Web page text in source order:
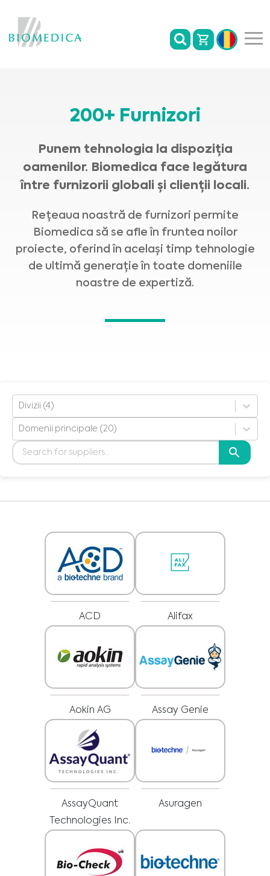
Medical Advice Disclaimer
DECLINAREA RESPONSABILITĂȚII: ACEST SITE NU OFERĂ
SFATURI MEDICALE
Informațiile, inclusiv, dar fără a se limita la acestea, textul, grafica, imaginile
și alte materiale conținute pe acest site web au un scop informativ și, uneori,
sunt limitate doar la profesioniștii din domeniul sănătății. Titularul acestui
site web nu poate fi tras la răspundere pentru orice erori, inexactități sau
Niciun material de pe acest site nu este menit să înlocuiască sfatul,
diagnosticul sau tratamentul medical profesionist. Solicitați întotdeauna
calificați cu privire la orice întrebare pe care o aveți referitor la o afecțiune
sau un tratament medical înainte de a adopta un nou regim de îngrijire a
sănătății și nu ignorați niciodată sfatul medical profesionist sau nu întârziați
să îl solicitați din cauza unor informații pe care le-ați citit pe acest site.
Sunt un profesionist din domeniul sănătății
Vă rugăm să selectați piața :
200+ Furnizori
Punem tehnologia la dispoziția
oamenilor. Biomedica face legătura
între furnizorii globali și clienții locali.
Rețeaua noastră de furnizori permite
Biomedica să se afle în fruntea noilor
proiecte, oferind în același timp tehnologie
de ultimă generație în toate domeniile
noastre de expertiză.
Divizii (4)
Domenii principale (20)
ACD Alifax
Aokin AG Assay Genie
AssayQuant
Technologies Inc.
Asuragen